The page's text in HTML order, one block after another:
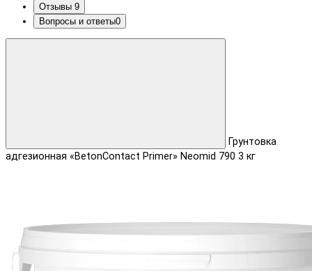
Отзывы 9
Вопросы и ответы0
Грунтовка
адгезионная «BetonContact Primer» Neomid 790 3 кг